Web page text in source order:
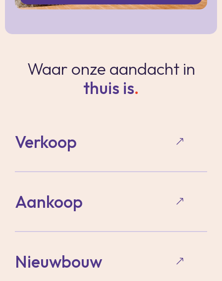
Waar onze aandacht in
thuis is.
Verkoop
Aankoop
Nieuwbouw